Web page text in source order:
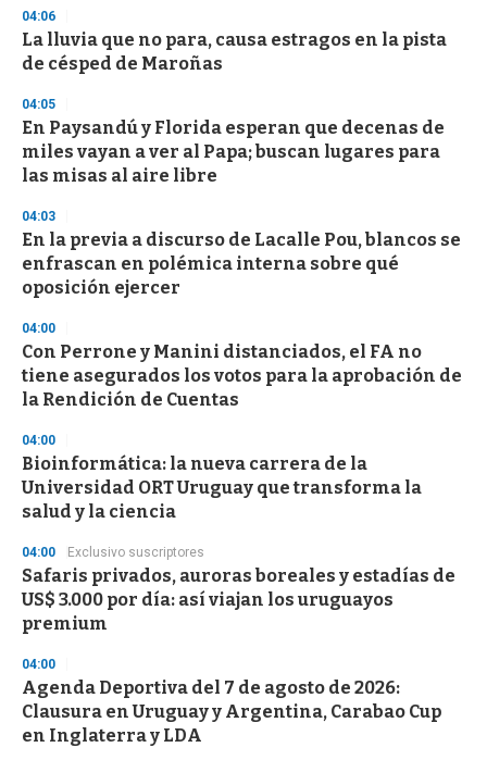
3
s
e
c
n
d
04:06
La lluvia que no para, causa estragos en la pista
de césped de Maroñas
04:05
En Paysandú y Florida esperan que decenas de
miles vayan a ver al Papa; buscan lugares para
las misas al aire libre
04:03
En la previa a discurso de Lacalle Pou, blancos se
enfrascan en polémica interna sobre qué
oposición ejercer
04:00
Con Perrone y Manini distanciados, el FA no
tiene asegurados los votos para la aprobación de
la Rendición de Cuentas
04:00
Bioinformática: la nueva carrera de la
Universidad ORT Uruguay que transforma la
salud y la ciencia
04:00 Exclusivo suscriptores
Safaris privados, auroras boreales y estadías de
US$ 3.000 por día: así viajan los uruguayos
premium
04:00
Agenda Deportiva del 7 de agosto de 2026:
Clausura en Uruguay y Argentina, Carabao Cup
en Inglaterra y LDA